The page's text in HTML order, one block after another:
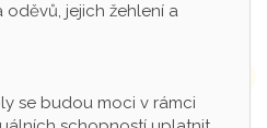
jejich žehlení a
se budou moci v rámci